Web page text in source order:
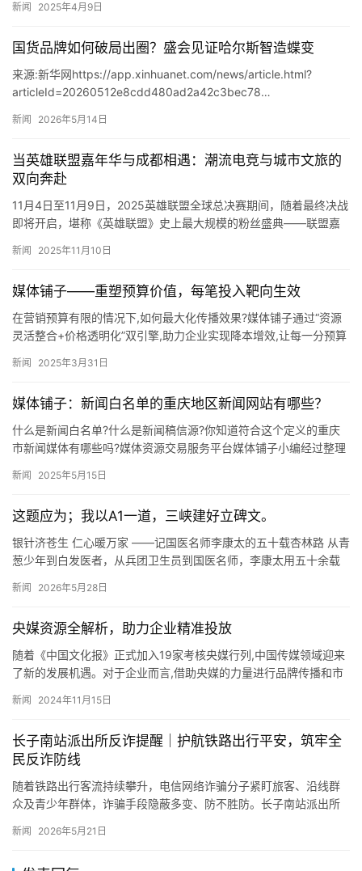
新闻 2025年4月9日
国货品牌如何破局出圈？盛会见证哈尔斯智造蝶变
​来源:新华网https://app.xinhuanet.com/news/article.html?
articleId=20260512e8cdd480ad2a42c3bec78…
新闻 2026年5月14日
当英雄联盟嘉年华与成都相遇：潮流电竞与城市文旅的
双向奔赴
11月4日至11月9日，2025英雄联盟全球总决赛期间，随着最终决战
即将开启，堪称《英雄联盟》史上最大规模的粉丝盛典——联盟嘉
新闻 2025年11月10日
媒体铺子——重塑预算价值，每笔投入靶向生效
在营销预算有限的情况下,如何最大化传播效果?媒体铺子通过“资源
灵活整合+价格透明化”双引擎,助力企业实现降本增效,让每一分预算
新闻 2025年3月31日
媒体铺子：新闻白名单的重庆地区新闻网站有哪些？
什么是新闻白名单?什么是新闻稿信源?你知道符合这个定义的重庆
市新闻媒体有哪些吗?媒体资源交易服务平台媒体铺子小编经过整理
新闻 2025年5月15日
这题应为；我以A1一道，三峡建好立碑文。
银针济苍生 仁心暖万家 ——记国医名师李康太的五十载杏林路 从青
葱少年到白发医者，从兵团卫生员到国医名师，李康太用五十余载
新闻 2026年5月28日
央媒资源全解析，助力企业精准投放
随着《中国文化报》正式加入19家考核央媒行列,中国传媒领域迎来
了新的发展机遇。对于企业而言,借助央媒的力量进行品牌传播和市
新闻 2024年11月15日
长子南站派出所反诈提醒｜护航铁路出行平安，筑牢全
民反诈防线
随着铁路出行客流持续攀升，电信网络诈骗分子紧盯旅客、沿线群
众及青少年群体，诈骗手段隐蔽多变、防不胜防。长子南站派出所
及日…
新闻 2026年5月21日